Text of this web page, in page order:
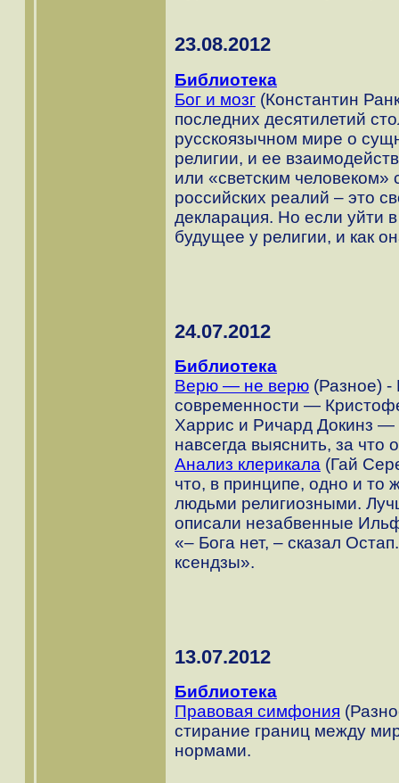
23.08.2012
Библиотека
Бог и мозг (Константин
последних десятилетий
русскоязычном мире о
религии, и ее
или «светским
российских реалий – это
декларация. Но если уйти
будущее у религии, и как
24.07.2012
Библиотека
Верю — не верю (Разное) -
современности —
Харрис и Ричард Докинз —
навсегда выяснить, за что
Анализ клерикала (Гай
что, в принципе, одно и то
людьми религиозными.
описали незабвенные
«– Бога нет, – сказал
ксендзы».
13.07.2012
Библиотека
Правовая симфония
стирание границ между
нормами.